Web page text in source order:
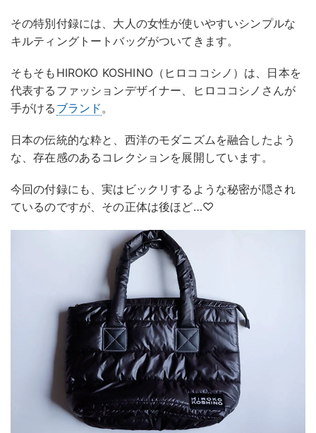
その特別付録には、大人の女性が使いやすいシンプルな
キルティングトートバッグがついてきます。
そもそもHIROKO KOSHINO（ヒロココシノ）は、日本を
代表するファッションデザイナー、ヒロココシノさんが
手がける ブランド。
日本の伝統的な粋と、西洋のモダニズムを融合したよう
な、存在感のあるコレクションを展開しています。
今回の付録にも、実はビックリするような秘密が隠され
ているのですが、その正体は後ほど…♡